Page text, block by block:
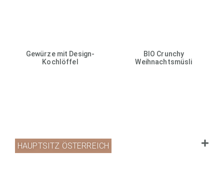
Gewürze mit Design-
Kochlöffel
BIO Crunchy
Weihnachtsmüsli
HAUPTSITZ ÖSTERREICH